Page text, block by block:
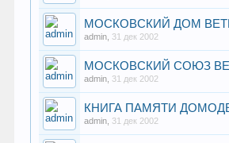
МОСКОВСКИЙ ДОМ
admin 31 дек 2002
МОСКОВСКИЙ СОЮЗ
admin 31 дек 2002
КНИГА ПАМЯТИ
admin 31 дек 2002